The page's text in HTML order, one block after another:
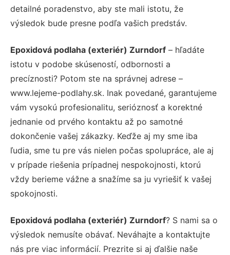
detailné poradenstvo, aby ste mali istotu, že
výsledok bude presne podľa vašich predstáv.
Epoxidová podlaha (exteriér) Zurndorf – hľadáte
istotu v podobe skúseností, odbornosti a
precíznosti? Potom ste na správnej adrese –
www.lejeme-podlahy.sk. Inak povedané, garantujeme
vám vysokú profesionalitu, serióznosť a korektné
jednanie od prvého kontaktu až po samotné
dokončenie vašej zákazky. Keďže aj my sme iba
ľudia, sme tu pre vás nielen počas spolupráce, ale aj
v prípade riešenia prípadnej nespokojnosti, ktorú
vždy berieme vážne a snažíme sa ju vyriešiť k vašej
spokojnosti.
Epoxidová podlaha (exteriér) Zurndorf? S nami sa o
výsledok nemusíte obávať. Neváhajte a kontaktujte
nás pre viac informácií. Prezrite si aj ďalšie naše